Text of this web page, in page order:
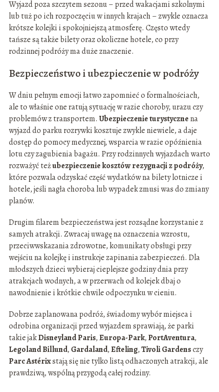
Wyjazd poza szczytem sezonu – przed wakacjami szkolnymi
lub tuż po ich rozpoczęciu w innych krajach – zwykle oznacza
krótsze kolejki i spokojniejszą atmosferę. Często wtedy
tańsze są także bilety oraz okoliczne hotele, co przy
rodzinnej podróży ma duże znaczenie.
Bezpieczeństwo i ubezpieczenie w podróży
W dniu pełnym emocji łatwo zapomnieć o formalnościach,
ale to właśnie one ratują sytuację w razie choroby, urazu czy
problemów z transportem. Ubezpieczenie turystyczne na
wyjazd do parku rozrywki kosztuje zwykle niewiele, a daje
dostęp do pomocy medycznej, wsparcia w razie opóźnienia
lotu czy zagubienia bagażu. Przy rodzinnych wyjazdach warto
rozważyć teżubezpieczenie kosztów rezygnacji z podróży,
które pozwala odzyskać część wydatków na bilety lotnicze i
hotele, jeśli nagła choroba lub wypadek zmusi was do zmiany
planów.
Drugim filarem bezpieczeństwa jest rozsądne korzystanie z
samych atrakcji. Zwracaj uwagę na oznaczenia wzrostu,
przeciwwskazania zdrowotne, komunikaty obsługi przy
wejściu na kolejkę i instrukcje zapinania zabezpieczeń. Dla
młodszych dzieci wybieraj cieplejsze godziny dnia przy
atrakcjach wodnych, a w przerwach od kolejek dbaj o
nawodnienie i krótkie chwile odpoczynku w cieniu.
Dobrze zaplanowana podróż, świadomy wybór miejsca i
odrobina organizacji przed wyjazdem sprawiają, że parki
takie jakDisneyland Paris,Europa-Park,PortAventura,
Legoland Billund, Gardaland,Efteling,Tivoli Gardensczy
Parc Astérixstają się nie tylko listą odhaczonych atrakcji, ale
prawdziwą, wspólną przygodą całej rodziny.